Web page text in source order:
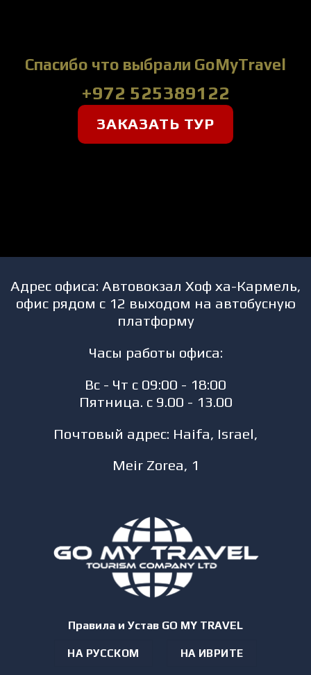
Спасибо что выбрали GoMyTravel
+972 525389122
ЗАКАЗАТЬ ТУР
Адрес офиса: Автовокзал Хоф ха-Кармель,
офис рядом с 12 выходом на автобусную
платформу
Часы работы офиса:
Вс - Чт с 09:00 - 18:00
Пятница. с 9.00 - 13.00
Почтовый адрес: Haifa, Israel,
Meir Zorea, 1
Правила и Устав GO MY TRAVEL
НА РУССКОМ НА ИВРИТЕ